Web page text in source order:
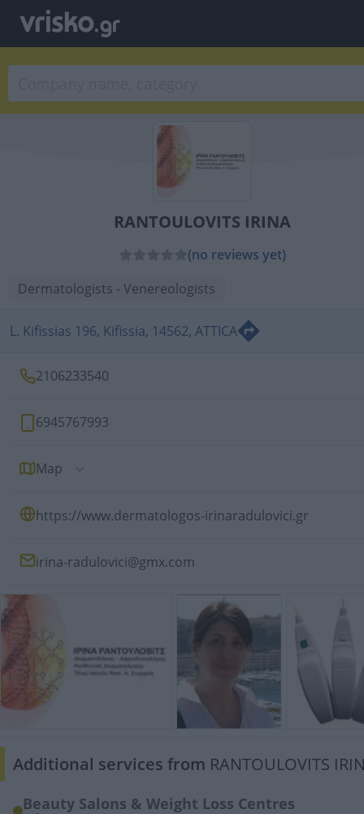
RANTOULOVITS IRINA
(no reviews yet)
Dermatologists - Venereologists
L. Kifissias 196, Kifissia, 14562, ATTICA
2106233540
6945767993
Map
https://www.dermatologos-irinaradulovici.gr
irina-radulovici@gmx.com
Additional services from RANTOULOVITS
Beauty Salons & Weight Loss Centres